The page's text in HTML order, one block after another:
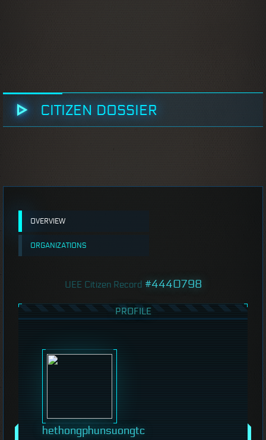
CITIZEN DOSSIER
OVERVIEW
ORGANIZATIONS
UEE Citizen Record #4440798
PROFILE
hethongphunsuongtc